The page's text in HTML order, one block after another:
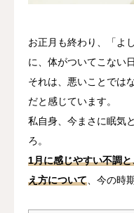
お正月も終わり、「よ
に、体がついてこない
それは、悪いことではな
だと感じています。
私自身、今まさに眠気
ろ。
1月に感じやすい不調
え方について 、今の時
ブログ